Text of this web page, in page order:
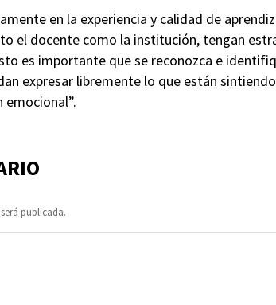
en la experiencia y calidad de
el docente como la institución, tengan
es importante que se reconozca e
expresar libremente lo que están
emocional”.
publicada.